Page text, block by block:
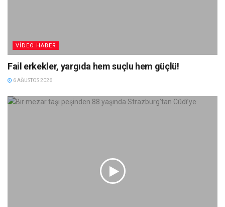
VIDEO HABER
Fail erkekler, yargıda hem suçlu hem güçlü!
6 AĞUSTOS 2026